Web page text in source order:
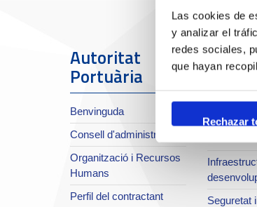
Las cookies de
y analizar el
redes sociales,
que hayan
Rechazar
Autoritat
Portuària
Benvinguda
Consell d'administració
Organització i Recursos
Humans
Perfil del contractant
El
Sobre el
Situació i
Seguretat